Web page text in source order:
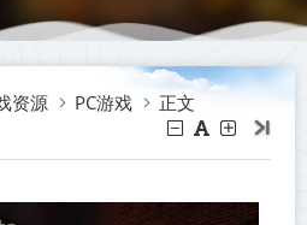
资源 PC游戏 正文